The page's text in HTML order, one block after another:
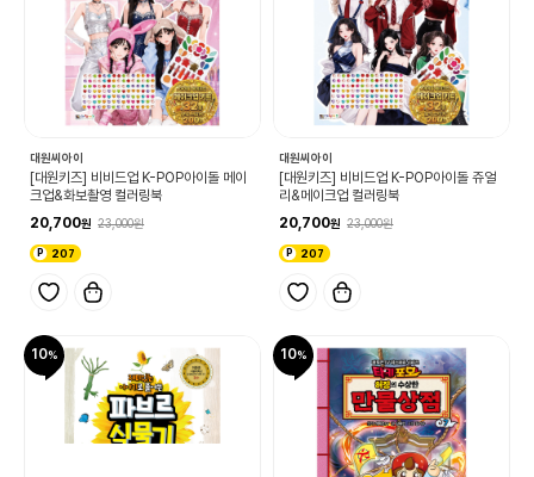
대원씨아이
[대원키즈] 비비드업 K-POP아이돌 메이
크업&화보촬영 컬러링북
20,700
23,000
207
대원씨아이
[대원키즈] 비비드업 K-POP아이돌 쥬얼
리&메이크업 컬러링북
20,700
23,000
207
10 10